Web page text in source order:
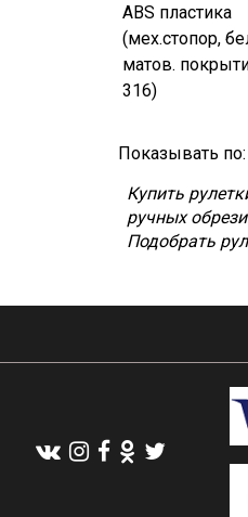
ABS пластика
(мех.стопор,
матов.
316)
Показывать по:
Купить
ручных
Подобрать